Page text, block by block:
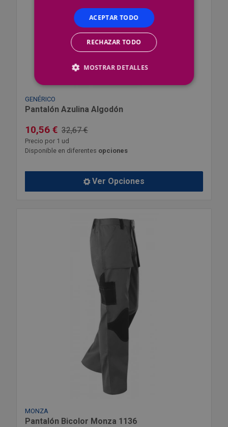
GENÉRICO
Pantalón Azulina Algodón
10,56 € 32,67 €
Precio por 1 ud
Disponible en diferentes opciones
Ver Opciones
MONZA
Pantalón Bicolor Monza 1136
ACEPTAR TODO
RECHAZAR TODO
MOSTRAR DETALLES